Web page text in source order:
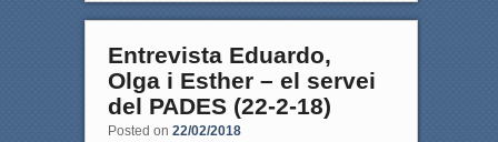
Entrevista Eduardo,
Olga i Esther – el servei
del PADES (22-2-18)
Posted on 22/02/2018